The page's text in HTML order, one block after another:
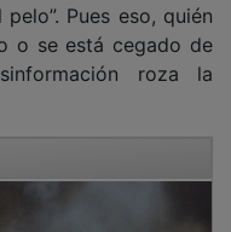
imperiales y
allende los mares,
el Non Plus Ultra, el
a la contención y la
ido de haber